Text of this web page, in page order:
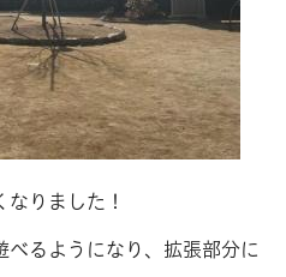
りました！
べるようになり、拡張部分に